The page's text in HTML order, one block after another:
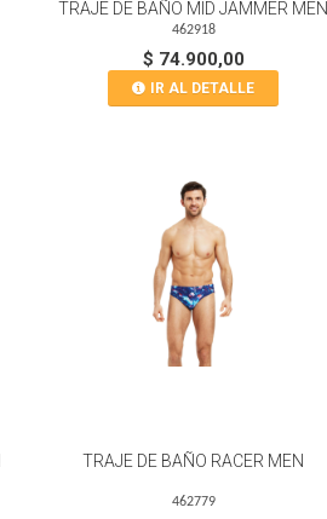
TRAJE DE BAÑO MID JAMMER MEN
462918
$ 74.900,00
IR AL DETALLE
TRAJE DE BAÑO RACER MEN
462779